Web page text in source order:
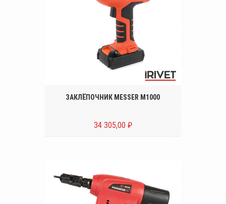
Беспроводной аккумуляторный
инструмент для установки вытяжных
заклёпок диаметром от Ø 3.0 до 6.4 mm
ЗАКЛЁПОЧНИК MESSER M1000
34 305,00 ₽